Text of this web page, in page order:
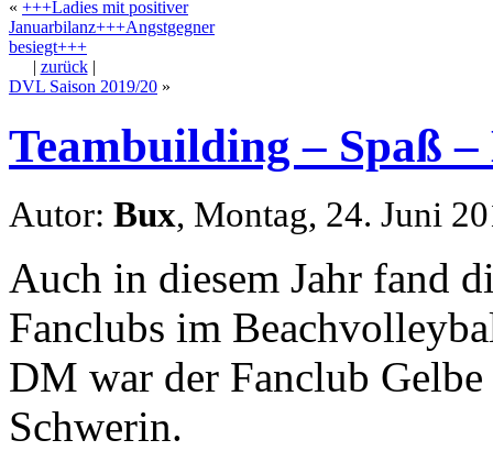
« +++Ladies mit positiver
Januarbilanz+++Angstgegner
besiegt+++
| zurück|
DVL Saison 2019/20 »
Teambuilding – Spaß
Autor: Bux, Montag, 24. Juni
Auch in diesem Jahr fand
Fanclubs im
DM war der Fanclub Gelbe
Schwerin.